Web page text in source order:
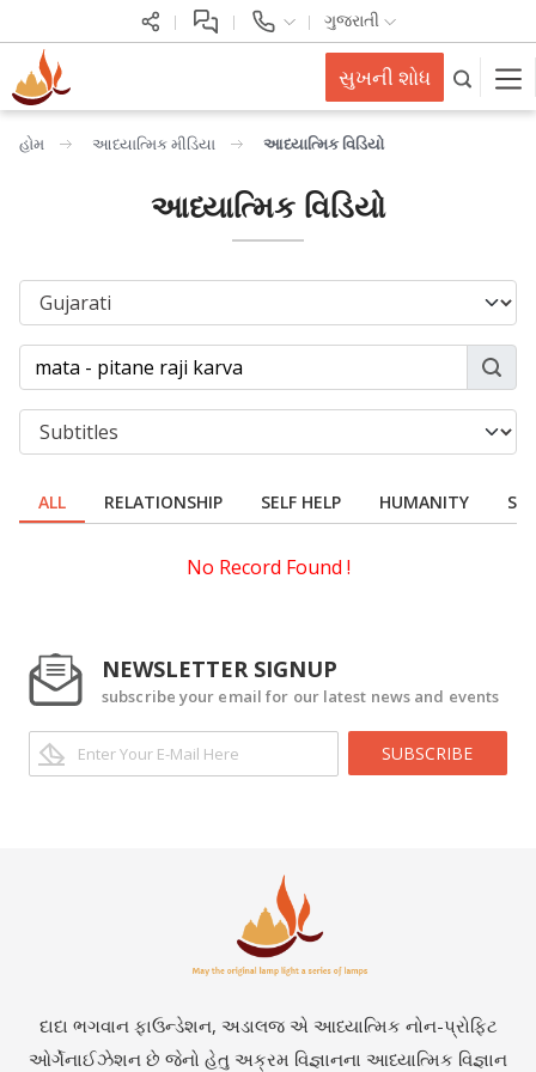
ગુજરાતી
સુખની શોધ
હોમ આધ્યાત્મિક મીડિયા આધ્યાત્મિક વિડિયો
આધ્યાત્મિક વિડિયો
ALL RELATIONSHIP SELF HELP HUMANITY
No Record Found !
NEWSLETTER SIGNUP
subscribe your email for our latest news and events
SUBSCRIBE
દાદા ભગવાન ફાઉન્ડેશન, અડાલજ એ આધ્યાત્મિક નોન-પ્રોફિટ
ઓર્ગેનાઈઝેશન છે જેનો હેતુ અક્રમ વિજ્ઞાનના આધ્યાત્મિક વિજ્ઞાન